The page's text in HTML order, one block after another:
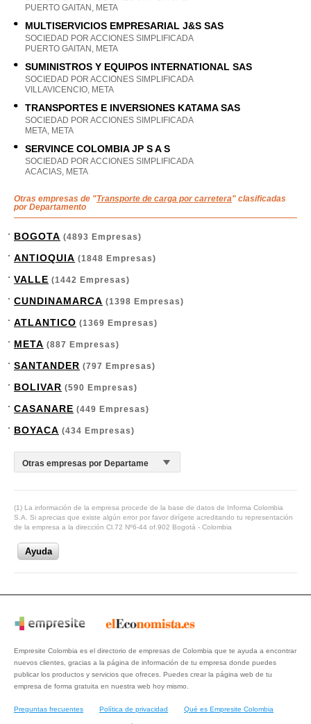
PUERTO GAITAN, META
MULTISERVICIOS EMPRESARIAL J&S SAS
SOCIEDAD POR ACCIONES SIMPLIFICADA
PUERTO GAITAN, META
SUMINISTROS Y EQUIPOS INTERNATIONAL SAS
SOCIEDAD POR ACCIONES SIMPLIFICADA
VILLAVICENCIO, META
TRANSPORTES E INVERSIONES KATAMA SAS
SOCIEDAD POR ACCIONES SIMPLIFICADA
META, META
SERVINCE COLOMBIA JP S A S
SOCIEDAD POR ACCIONES SIMPLIFICADA
ACACIAS, META
Otras empresas de "Transporte de carga por carretera" clasificadas
por Departamento
BOGOTA (4893 Empresas)
ANTIOQUIA (1848 Empresas)
VALLE (1442 Empresas)
CUNDINAMARCA (1398 Empresas)
ATLANTICO (1369 Empresas)
META (887 Empresas)
SANTANDER (797 Empresas)
BOLIVAR (590 Empresas)
CASANARE (449 Empresas)
BOYACA (434 Empresas)
(1) La información de la empresa procede de la base de datos de Informa Colombia
S.A. Si aprecias que existe algún error por favor dirígete acreditando tu representación
de la empresa a la dirección Cl.72 Nº6-44 of.902 Bogotá - Colombia
Ayuda
Empresite Colombia es el directorio de empresas de Colombia que te ayuda a encontrar
nuevos clientes, gracias a la página de información de tu empresa donde puedes
publicar los productos y servicios que ofreces. Puedes crear la página web de tu
empresa de forma gratuita en nuestra web hoy mismo.
Preguntas frecuentes Política de privacidad Qué es Empresite Colombia